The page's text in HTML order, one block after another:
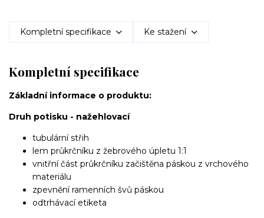
Kompletní specifikace Ke stažení
Kompletní specifikace
Základní informace o produktu:
Druh potisku - nažehlovací
tubulární střih
lem průkrčníku z žebrového úpletu 1:1
vnitřní část průkrčníku začištěna páskou z vrchového
materiálu
zpevnění ramenních švů páskou
odtrhávací etiketa